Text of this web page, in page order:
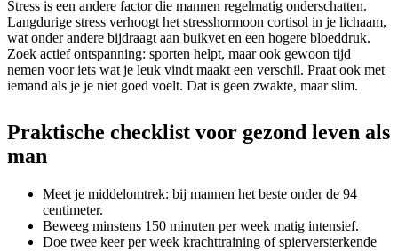
Stress is een andere factor die mannen regelmatig onderschatten.
Langdurige stress verhoogt het stresshormoon cortisol in je lichaam,
wat onder andere bijdraagt aan buikvet en een hogere bloeddruk.
Zoek actief ontspanning: sporten helpt, maar ook gewoon tijd
nemen voor iets wat je leuk vindt maakt een verschil. Praat ook met
iemand als je je niet goed voelt. Dat is geen zwakte, maar slim.
Praktische checklist voor gezond leven als
man
Meet je middelomtrek: bij mannen het beste onder de 94
centimeter.
Beweeg minstens 150 minuten per week matig intensief.
Doe twee keer per week krachttraining of spierversterkende